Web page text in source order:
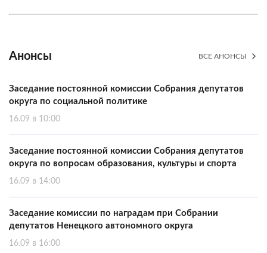
Анонсы ВСЕ АНОНСЫ
Заседание постоянной комиссии Собрания депутатов
округа по социальной политике
16.09 в 10:00
Заседание постоянной комиссии Собрания депутатов
округа по вопросам образования, культуры и спорта
16.09 в 14:00
Заседание комиссии по наградам при Собрании
депутатов Ненецкого автономного округа
16.09 в 16:00